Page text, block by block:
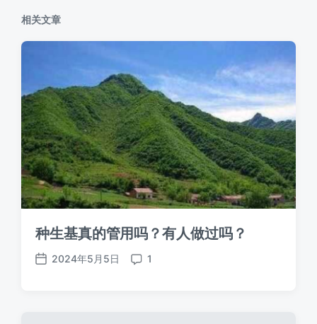
相关文章
种生基真的管用吗？有人做过吗？
发
2024年5月5日
评
1